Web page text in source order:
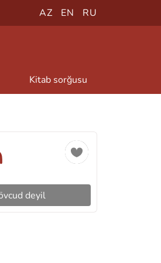
AZ EN RU
Kitab sorğusu
deyil